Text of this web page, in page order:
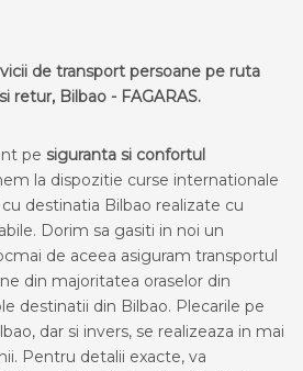
de transport persoane pe ruta
retur, Bilbao - FAGARAS.
pe siguranta si confortul
la dispozitie curse internationale
destinatia Bilbao realizate cu
Dorim sa gasiti in noi un
de aceea asiguram transportul
din majoritatea oraselor din
destinatii din Bilbao. Plecarile pe
dar si invers, se realizeaza in mai
Pentru detalii exacte, va